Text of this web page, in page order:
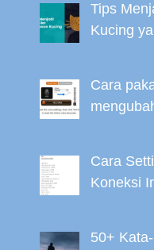
Tips
Kucing
Cara
Cara
Koneksi
50+